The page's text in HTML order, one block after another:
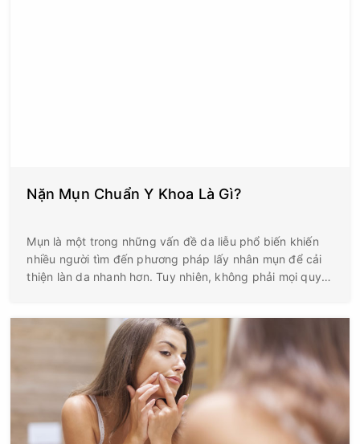
Nặn Mụn Chuẩn Y Khoa Là Gì?
Mụn là một trong những vấn đề da liễu phổ biến khiến
nhiều người tìm đến phương pháp lấy nhân mụn để cải
thiện làn da nhanh hơn. Tuy nhiên, không phải mọi quy
mụn không đúng thời điểm, làn da có thể đối mặt với
nguy cơ viêm nhiễm, thâm sau mụn và thậm chí là sẹo
rỗ. Vậy nặn mụn chuẩn y khoa là gì và một quy trình đạt
tiêu chuẩn cần đáp ứng những yêu cầu nào?